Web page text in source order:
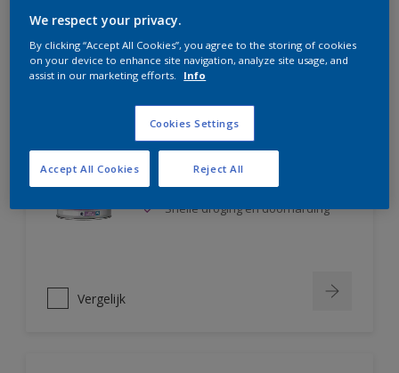
Rubbol BL Rezisto Satin
Extreem kras- en slijtvast
Huidvetresistente zijdeglanslak
Snelle droging en doorharding
Vergelijk
We respect your privacy.
By clicking “Accept All Cookies”, you agree to the storing of cookies
on your device to enhance site navigation, analyze site usage, and
assist in our marketing efforts.
Info
Cookies Settings
Reject All
Accept All Cookies